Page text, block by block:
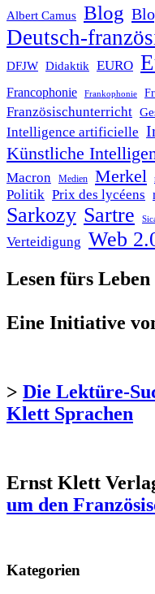
Albert Camus Blog
Deutsch-
DFJW Didaktik EURO
Francophonie Frankophonie
Französischunterricht
Intelligence artificielle
Künstliche
Macron Medien Merkel
Politik Prix des lycéens
Sarkozy Sartre
Verteidigung Web
Lesen fürs Leben
Eine Initiative
> Die Lektüre-
Klett Sprachen
Ernst Klett
um den
Kategorien